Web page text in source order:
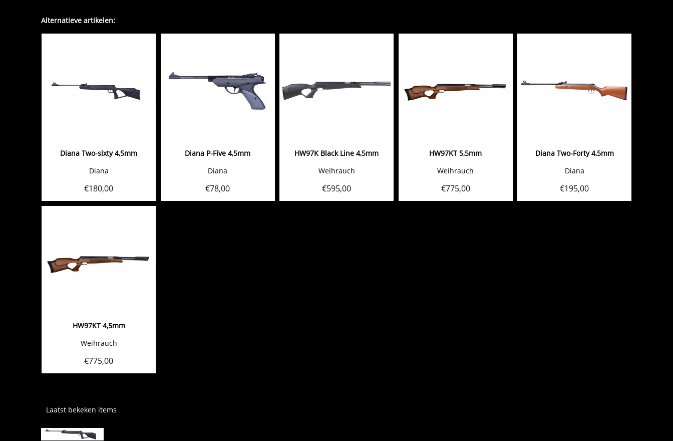
Alternatieve artikelen:
Diana Two-sixty 4,5mm
Diana
€180,00
Diana P-Five 4,5mm
Diana
€78,00
HW97K Black Line 4,5mm
Weihrauch
€595,00
HW97KT 5,5mm
Weihrauch
€775,00
Diana Two-Forty 4,5mm
Diana
€195,00
HW97KT 4,5mm
Weihrauch
€775,00
Laatst bekeken items